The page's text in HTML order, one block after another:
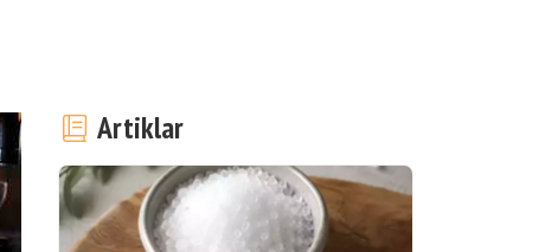
Artiklar